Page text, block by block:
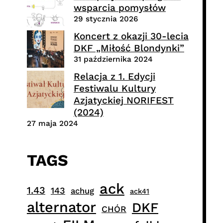
wsparcia pomysłów
29 stycznia 2026
Koncert z okazji 30-lecia
DKF „Miłość Blondynki”
31 października 2024
Relacja z 1. Edycji
Festiwalu Kultury
Azjatyckiej NORIFEST
(2024)
27 maja 2024
TAGS
1.43 143 achug ack ack41
alternator CHÓR DKF